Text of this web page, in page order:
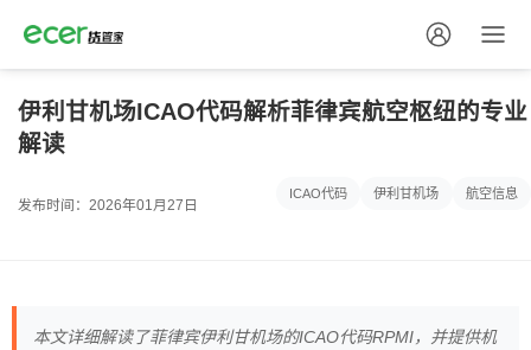
伊利甘机场ICAO代码解析菲律宾航空枢纽的专业
解读
发布时间：2026年01月27日
ICAO代码 伊利甘机场 航空信息
本文详细解读了菲律宾伊利甘机场的ICAO代码RPMI，并提供机